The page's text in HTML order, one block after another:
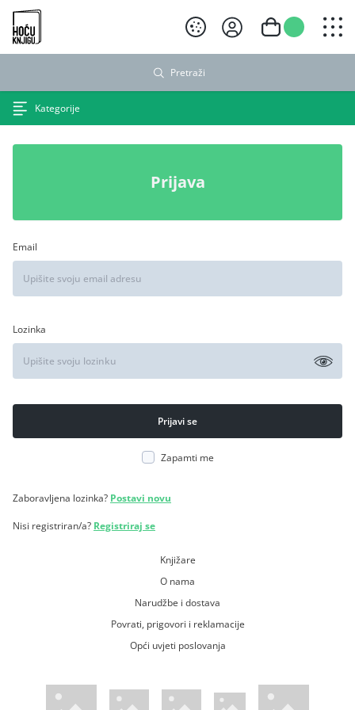
Hoću knjigu crni logo
Pretraži
Kategorije
Prijava
Email
Lozinka
Zapamti me
Zaboravljena lozinka? Postavi novu
Nisi registriran/a? Registriraj se
Knjižare
O nama
Narudžbe i dostava
Povrati, prigovori i reklamacije
Opći uvjeti poslovanja
WsPay web stranicaMaestro web stranicaMastercard web stranicaAmerican Express web stranica
Visa web stranica